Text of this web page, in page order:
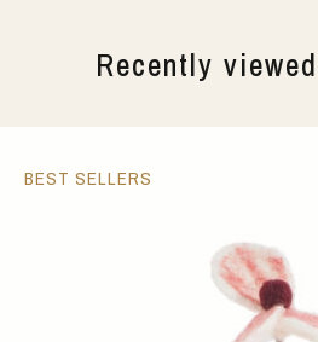
Recently
BEST SELLERS